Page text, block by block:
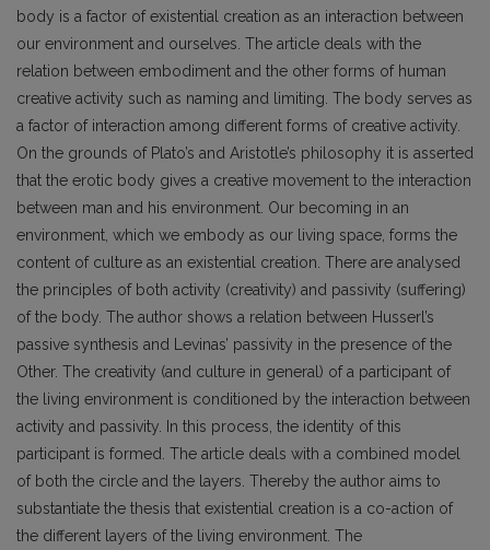
body is a factor of existential creation as an interaction between
our environment and ourselves. The article deals with the
relation between embodiment and the other forms of human
creative activity such as naming and limiting. The body serves as
a factor of interaction among different forms of creative activity.
On the grounds of Plato’s and Aristotle’s philosophy it is asserted
that the erotic body gives a creative movement to the interaction
between man and his environment. Our becoming in an
environment, which we embody as our living space, forms the
content of culture as an existential creation. There are analysed
the principles of both activity (creativity) and passivity (suffering)
of the body. The author shows a relation between Husserl’s
passive synthesis and Levinas’ passivity in the presence of the
Other. The creativity (and culture in general) of a participant of
the living environment is conditioned by the interaction between
activity and passivity. In this process, the identity of this
participant is formed. The article deals with a combined model
of both the circle and the layers. Thereby the author aims to
substantiate the thesis that existential creation is a co-action of
the different layers of the living environment. The